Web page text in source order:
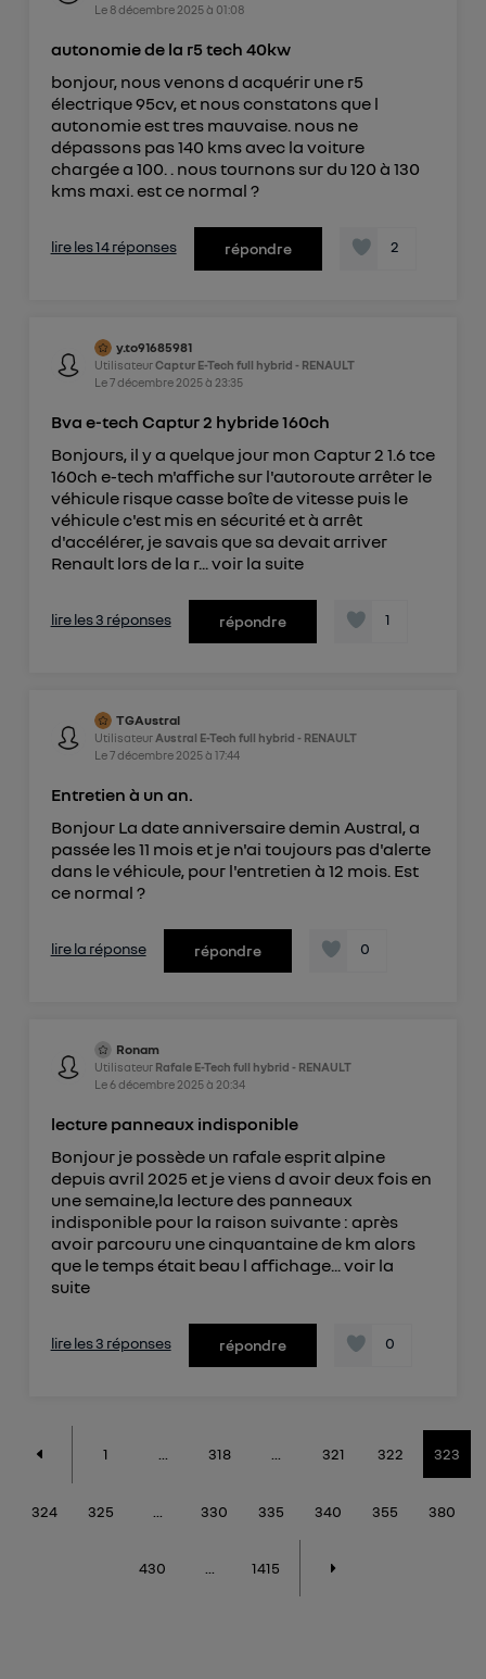
Le 8 décembre 2025à 01:08
autonomie de la r5 tech 40kw
bonjour, nous venons d acquérir une r5
électrique 95cv, et nous constatons que l
autonomie est tres mauvaise. nous ne
dépassons pas 140 kms avec la voiture
chargée a 100. . nous tournons sur du 120 à 130
kms maxi. est ce normal ?
lire les 14 réponses répondre 2
y.to91685981
UtilisateurCaptur E-Tech full hybrid - RENAULT
Le7 décembre 2025à 23:35
Bva e-tech Captur 2 hybride 160ch
Bonjours, il y a quelque jour mon Captur 2 1.6 tce
160ch e-tech m'affiche sur l'autoroute arrêter le
véhicule risque casse boîte de vitesse puis le
véhicule c'est mis en sécurité et à arrêt
d'accélérer, je savais que sa devait arriver
Renault lors de la r... voir la suite
lire les 3 réponses répondre 1
TGAustral
Utilisateur Austral E-Tech full hybrid - RENAULT
Le7 décembre 2025à 17:44
Entretien à un an.
Bonjour La date anniversaire demin Austral, a
passée les 11 mois et je n'ai toujours pas d'alerte
dans le véhicule, pour l'entretien à 12 mois. Est
ce normal ?
lire la réponse répondre 0
Ronam
Utilisateur Rafale E-Tech full hybrid - RENAULT
Le6 décembre 2025à 20:34
lecture panneaux indisponible
Bonjour je possède un rafale esprit alpine
depuis avril 2025 et je viens d avoir deux fois en
une semaine,la lecture des panneaux
indisponible pour la raison suivante : après
avoir parcouru une cinquantaine de km alors
que le temps était beau l affichage...voir la
suite
lire les 3 réponses répondre 0
1 318 321 322 323
324 325 330 335 340 355 380
430 1415